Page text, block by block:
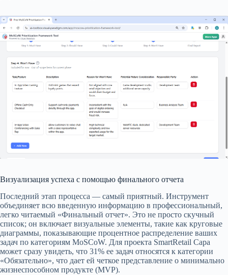
Визуализация успеха с помощью финального отчета
Последний этап процесса — самый приятный. Инструмент
объединяет всю введенную информацию в профессиональный,
легко читаемый «Финальный отчет». Это не просто скучный
список; он включает визуальные элементы, такие как круговые
диаграммы, показывающие процентное распределение ваших
задач по категориям MoSCoW. Для проекта SmartRetail Сара
может сразу увидеть, что 31% ее задач относятся к категории
«Обязательно», что дает ей четкое представление о минимально
жизнеспособном продукте (MVP).